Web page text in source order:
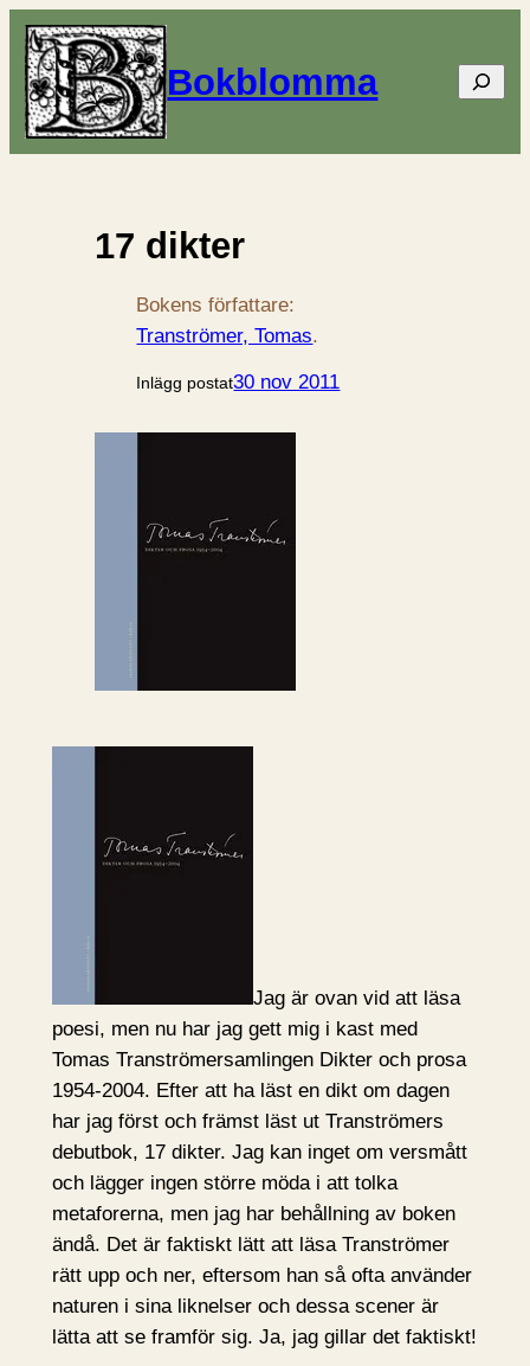
Bokblomma Sök
17 dikter
Bokens författare:
Tranströmer, Tomas.
Inlägg postat30 nov 2011
Jag är ovan vid att läsa
poesi, men nu har jag gett mig i kast med
Tomas Tranströmersamlingen Dikter och prosa
1954-2004. Efter att ha läst en dikt om dagen
har jag först och främst läst ut Tranströmers
debutbok, 17 dikter. Jag kan inget om versmått
och lägger ingen större möda i att tolka
metaforerna, men jag har behållning av boken
ändå. Det är faktiskt lätt att läsa Tranströmer
rätt upp och ner, eftersom han så ofta använder
naturen i sina liknelser och dessa scener är
lätta att se framför sig. Ja, jag gillar det faktiskt!